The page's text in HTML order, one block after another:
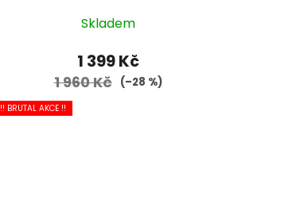
Skladem
1 399 Kč
1 960 Kč (–28 %)
!! BRUTAL AKCE !!